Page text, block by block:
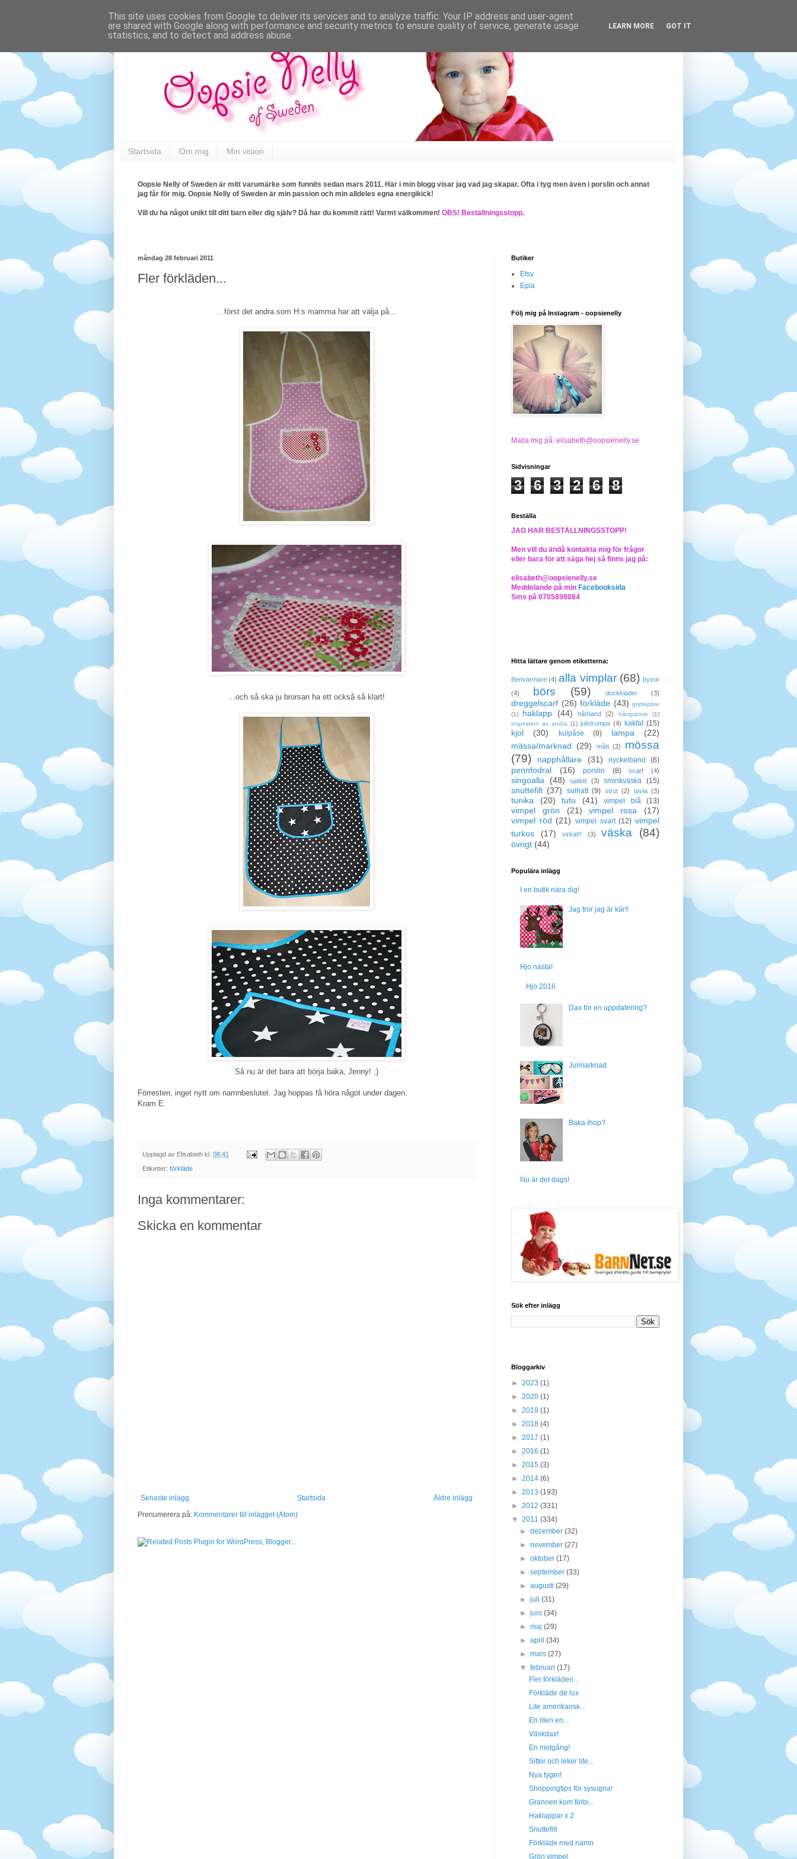
Startsida Om mig Min vision
Oopsie Nelly of Sweden är mitt varumärke som funnits sedan mars 2011. Här i min blogg visar jag vad jag skapar. Ofta i tyg men även i porslin och annat
jag får för mig. Oopsie Nelly of Sweden är min passion och min alldeles egna energikick!
Vill du ha något unikt till ditt barn eller dig själv? Då har du kommit rätt! Varmt välkommen! OBS! Beställningsstopp.
måndag 28 februari 2011
Fler förkläden...
...först det andra som H:s mamma har att välja på...
...och så ska ju brorsan ha ett också så klart!
Så nu är det bara att börja baka, Jenny! ;)
Förresten, inget nytt om namnbeslutet. Jag hoppas få höra något under dagen.
Kram E.
Upplagd av Elisabeth kl. 08:41
Etiketter: förkläde
Inga kommentarer:
Skicka en kommentar
Senaste inlägg Äldre inlägg
Startsida
Prenumerera på: Kommentarer till inlägget (Atom)
Butiker
Etsy
Epla
Följ mig på Instagram - oopsienelly
Maila mig på: elisabeth@oopsienelly.se
Sidvisningar
3 6 3 2 6 8
Beställa
JAG HAR BESTÄLLNINGSSTOPP!
Men vill du ändå kontakta mig för frågor
eller bara för att säga hej så finns jag på:
elisabeth@oopsienelly.se
Meddelande på min Facebooksida
Sms på 0705898084
Hitta lättare genom etiketterna:
Benvärmare (4) alla vimplar (68) byxor
(4)
börs (59) dockkläder (3)
dreggelscarf (26) förkläde (43) grytlappar
(1)
haklapp (44) hårband (2) hårspänne
(1)
inspiration av andra (1) julstrumpa (4) kakfat (15)
kjol (30) kulpåse (8) lampa
(22)
mässa/marknad
(29) mått (2)
mössa
(79)
napphållare (31) nyckelband (6)
pennfodral (16) porslin (8) scarf (4)
singoalla (48) sjalett (3) sminkväska (15)
snuttefilt (37) solhatt (9) strut (2) tavla (3)
tunika (20) tutu (41) vimpel blå (13)
vimpel grön (21) vimpel rosa
(17)
vimpel röd (21) vimpel svart (12) vimpel
turkos
(17) virkat!! (3) väska (84)
övrigt (44)
Populära inlägg
I en butik nära dig!
Jag tror jag är kär!!
Hjo nästa!
Hjo 2016
Dax för en uppdatering?
Julmarknad
Baka ihop?
Nu är det dags!
Sök efter inlägg
Bloggarkiv
► 2023 (1)
► 2020 (1)
► 2019 (1)
► 2018 (4)
► 2017 (1)
► 2016 (1)
► 2015 (3)
► 2014 (6)
► 2013 (193)
► 2012 (331)
▼ 2011 (334)
►december(32)
►november(27)
►oktober(17)
►september(33)
►augusti(29)
►juli(31)
►juni(34)
►maj(29)
►april(34)
►mars(27)
▼februari(17)
Fler förkläden...
Förkläde de lux
Lite amerikansk...
En liten en...
Väskdax!
En motgång!
Sitter och leker lite...
Nya tyger!
Shoppingtips för sysugna!
Grannen kom förbi...
Haklappar x 2
Snuttefilt
Förkläde med namn
Grön vimpel
This site uses cookies from Google to deliver its services and to analyze traffic. Your IP address and user-agent
are shared with Google along with performance and security metrics to ensure quality of service, generate usage
statistics, and to detect and address abuse.
LEARN MORE GOT IT